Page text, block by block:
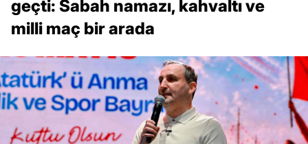
geçti: Sabah namazı, kahvaltı ve
milli maç bir arada